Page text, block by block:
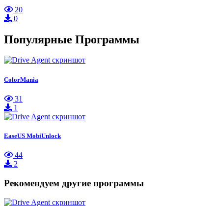
20
0
Популярные Программы
ColorMania
31
1
EaseUS MobiUnlock
44
2
Рекомендуем другие программы